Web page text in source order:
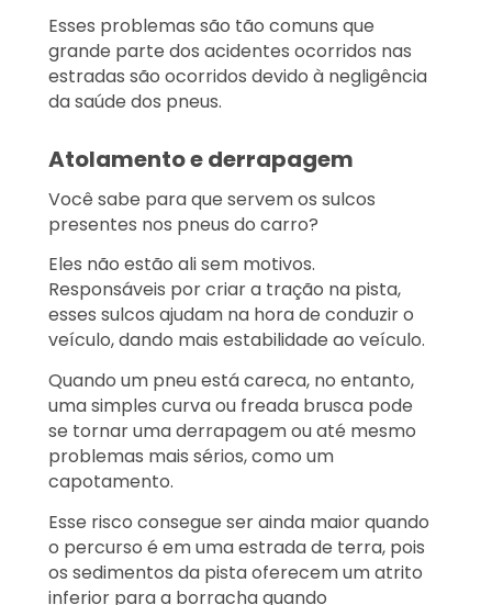
Esses problemas são tão comuns que
grande parte dos acidentes ocorridos nas
estradas são ocorridos devido à negligência
da saúde dos pneus.
Atolamento e derrapagem
Você sabe para que servem os sulcos
presentes nos pneus do carro?
Eles não estão ali sem motivos.
Responsáveis por criar a tração na pista,
esses sulcos ajudam na hora de conduzir o
veículo, dando mais estabilidade ao veículo.
Quando um pneu está careca, no entanto,
uma simples curva ou freada brusca pode
se tornar uma derrapagem ou até mesmo
problemas mais sérios, como um
capotamento.
Esse risco consegue ser ainda maior quando
o percurso é em uma estrada de terra, pois
os sedimentos da pista oferecem um atrito
inferior para a borracha quando